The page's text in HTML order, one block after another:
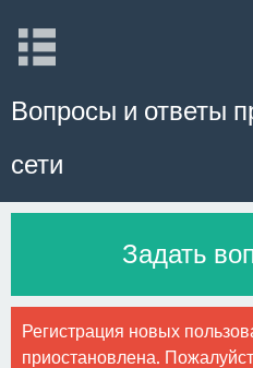
Вопросы и ответы
сети
Задать
Регистрация новых
приостановлена.